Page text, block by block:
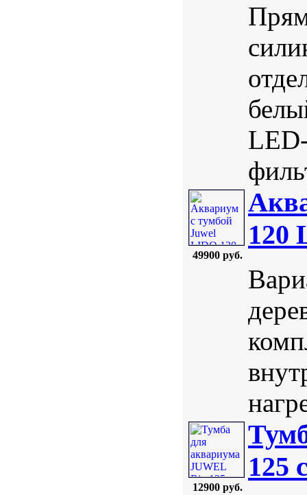
49900 руб.
120
12900 руб.
125